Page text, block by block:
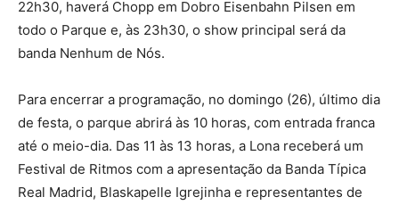
22h30, haverá Chopp em Dobro Eisenbahn Pilsen em
todo o Parque e, às 23h30, o show principal será da
banda Nenhum de Nós.
Para encerrar a programação, no domingo (26), último dia
de festa, o parque abrirá às 10 horas, com entrada franca
até o meio-dia. Das 11 às 13 horas, a Lona receberá um
Festival de Ritmos com a apresentação da Banda Típica
Real Madrid, Blaskapelle Igrejinha e representantes de